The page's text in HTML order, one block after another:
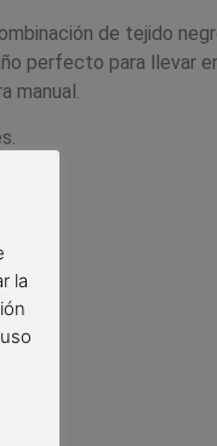
de tejido
perfecto para llevar
manual.
la